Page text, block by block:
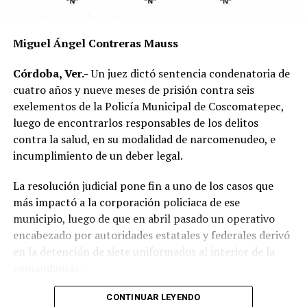
responsabilidad por parte de alguno de los conductores.
Las autoridades exhortaron a los automovilistas y
motociclistas a conducir con precaución, respetar los
límites de velocidad y aumentar la distancia de
seguridad entre vehículos, especialmente durante la
temporada de lluvias, cuando el riesgo de accidentes se
incrementa en las carreteras de la región.
La circulación en la zona se vio afectada por algunos
minutos mientras se realizaban las labores de auxilio y el
levantamiento de indicios por parte de las autoridades.
Posteriormente, el tránsito fue restablecido de manera
normal.
Miguel Ángel Contreras Mauss
Córdoba, Ver.-Un juez dictó sentencia condenatoria de
cuatro años y nueve meses de prisión contra seis
exelementos de la Policía Municipal de Coscomatepec,
luego de encontrarlos responsables de los delitos
contra la salud, en su modalidad de narcomenudeo, e
incumplimiento de un deber legal.
La resolución judicial pone fin a uno de los casos que
más impactó a la corporación policiaca de ese
municipio, luego de que en abril pasado un operativo
encabezado por autoridades estatales y federales derivó
en la detención de siete uniformados al interior de la
La intervención se realizó el 10 de abril mediante un
CONTINUAR LEYENDO